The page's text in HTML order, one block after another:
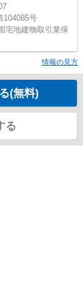
104085号
宅地建物取引業保
情報の見方
(無料)
る